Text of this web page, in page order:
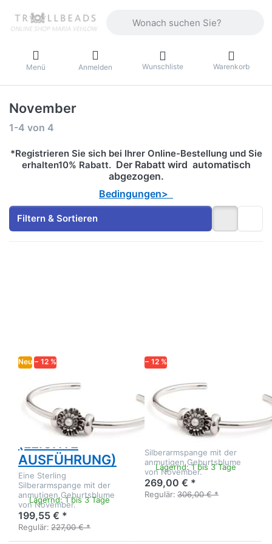
Menü Anmelden Wunschliste Warenkorb
November
Suchergebnisse:
1-4 von 4
*Registrieren Sie sich bei Ihrer Online-Bestellung und Sie
erhalten10% Rabatt. Der Rabatt wird automatisch
abgezogen.
Bedingungen>
Filtern & Sortieren
Neu − 12 %
TROLLBEADS
CHRYSANTHEME
- NOVEMBER
ARMSPANGE
(LEICHTE
AUSFÜHRUNG)
Eine Sterling
Silberarmspange mit der
anmutigen Geburtsblume
von November.
Lagernd: 1 bis 3 Tage
199,55 € *
Regulär: 227,00 € *
− 12 %
TROLLBEADS
CHRYSANTHEME
- NOVEMBER
ARMSPANGE
Silberarmspange mit der
anmutigen Geburtsblume
von November.
Lagernd: 1 bis 3 Tage
269,00 € *
Regulär: 306,00 € *